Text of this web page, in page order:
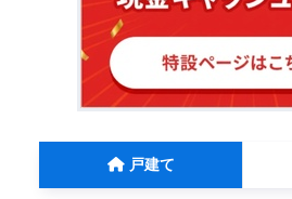
戸建て